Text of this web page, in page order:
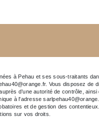
à Pehau et ses sous-traitants
Vous disposez de
d’une autorité de contrôle,
à l'adresse
et de gestion des
sur vos droits.